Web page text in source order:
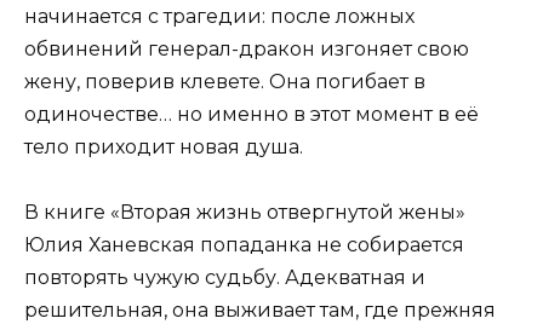
начинается с трагедии: после ложных
обвинений генерал-дракон изгоняет свою
жену, поверив клевете. Она погибает в
одиночестве… но именно в этот момент в её
тело приходит новая душа.
В книге «Вторая жизнь отвергнутой жены»
Юлия Ханевская попаданка не собирается
повторять чужую судьбу. Адекватная и
решительная, она выживает там, где прежняя